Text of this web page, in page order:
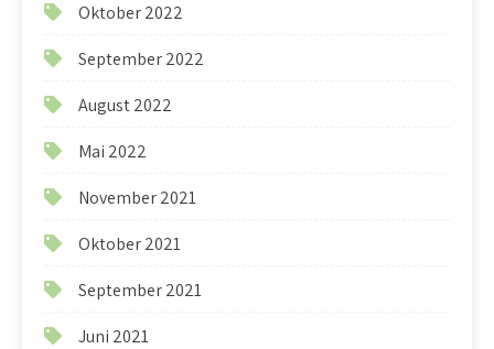
Oktober 2022
September 2022
August 2022
Mai 2022
November 2021
Oktober 2021
September 2021
Juni 2021